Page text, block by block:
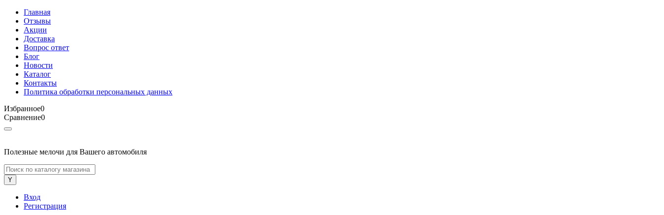
Главная
Отзывы
Акции
Доставка
Вопрос ответ
Блог
Новости
Каталог
Контакты
Политика обработки персональных данных
Избранное0
Сравнение0
Полезные мелочи для Вашего автомобиля
Вход
Регистрация